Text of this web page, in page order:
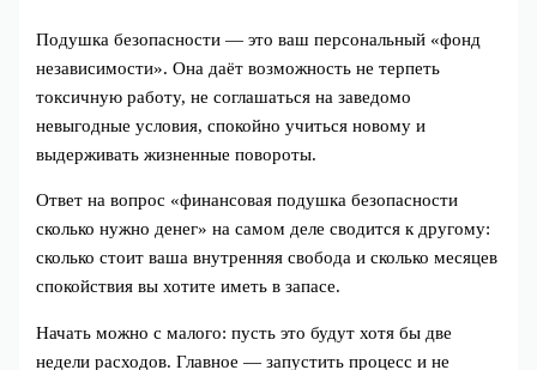
Подушка безопасности — это ваш персональный «фонд
независимости». Она даёт возможность не терпеть
токсичную работу, не соглашаться на заведомо
невыгодные условия, спокойно учиться новому и
выдерживать жизненные повороты.
Ответ на вопрос «финансовая подушка безопасности
сколько нужно денег» на самом деле сводится к другому:
сколько стоит ваша внутренняя свобода и сколько месяцев
спокойствия вы хотите иметь в запасе.
Начать можно с малого: пусть это будут хотя бы две
недели расходов. Главное — запустить процесс и не